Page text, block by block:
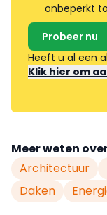
onbeperkt
Probeer nu
Heeft u al een
Klik hier om
Meer weten
Architectuur
Daken